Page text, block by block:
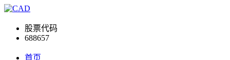
股票代码
688657
首页